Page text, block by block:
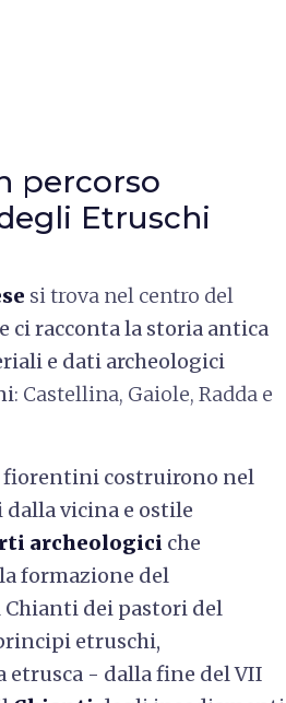
percorso
Etruschi
si trova nel centro del
e ci racconta la storia antica
e dati archeologici
: Castellina, Gaiole, Radda e
fiorentini costruirono nel
vicina e ostile
archeologici che
formazione del
Chianti dei pastori del
etruschi,
etrusca - dalla fine del VII